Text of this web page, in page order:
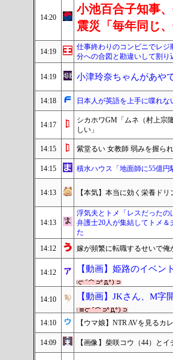
14:20
小池百合子知事
震災「毎年同じ
14:19
仕事終わりのコンビニでレ
分への合図と勘違いして割り
14:19 小津玲奈ちゃんがあや
14:18 日本人が英語を上手に喋れな
14:17
シカホワGM「ムネ（村上宗
しい」
14:15 紫堂るい 女教師 弱みを握ら
14:15 積水ハウス「地面師に55億
14:13 【本気】本当に効く栄養ドリ
14:13
浮気夫とトメ「レスだった
弁護士20人が集結してトメ
た
14:12 嫁が頻繁に転職するせいで俺
14:12 【動画】姫路のイベン
14:10 【動画】JKさん、M
14:10 【ウマ娘】NTR AVを見るカ
14:09 【画像】柴咲コウ（44）と